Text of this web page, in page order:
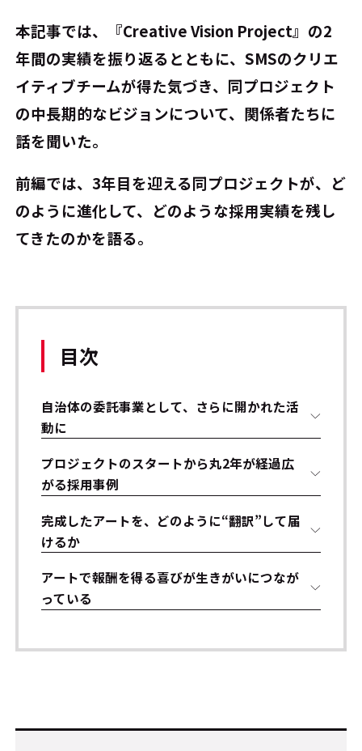
本記事では、『Creative Vision Project』の2
年間の実績を振り返るとともに、SMSのクリエ
イティブチームが得た気づき、同プロジェクト
の中長期的なビジョンについて、関係者たちに
話を聞いた。
前編では、3年目を迎える同プロジェクトが、ど
のように進化して、どのような採用実績を残し
てきたのかを語る。
目次
自治体の委託事業として、さらに開かれた活
動に
プロジェクトのスタートから丸2年が経過――広
がる採用事例
完成したアートを、どのように“翻訳”して届
けるか
アートで報酬を得る喜びが生きがいにつなが
っている